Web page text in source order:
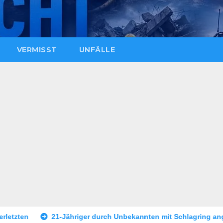
VERMISST UNFÄLLE
Unbekannten mit Schlagring angegriffen Dreijährige